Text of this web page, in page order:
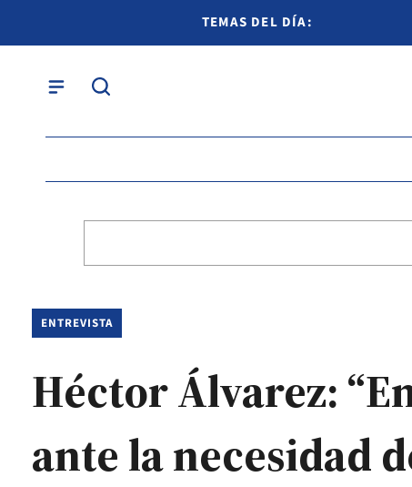
TEMAS DEL DÍA:
ENTREVISTA
Héctor Álvarez:
ante la necesidad